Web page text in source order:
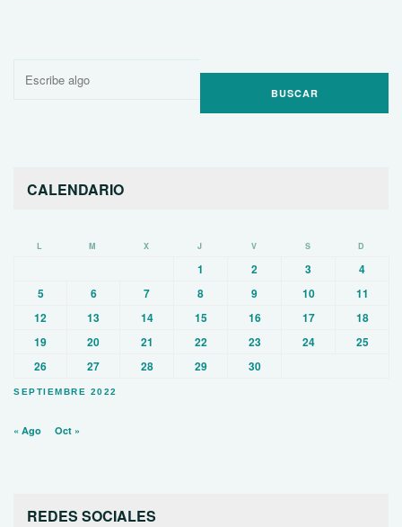
Buscar
CALENDARIO
SEPTIEMBRE 2022
L M X J V S D
1 2 3
4
5
6 7 8 9 10
11
12
13 14 15 16 17
18
19
20 21 22 23 24
25
26
27 28 29 30
« Ago Oct »
REDES SOCIALES